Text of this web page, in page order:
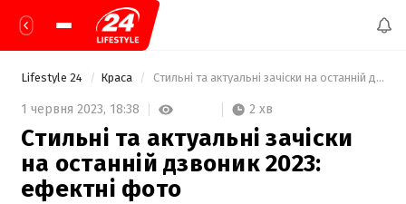
Lifestyle 24 Краса Стильні та актуальні зачіски на останній дзвоник 2023: ефектні фото
1 червня 2023, 18:38 2 хв
Стильні та актуальні зачіски
на останній дзвоник 2023:
ефектні фото